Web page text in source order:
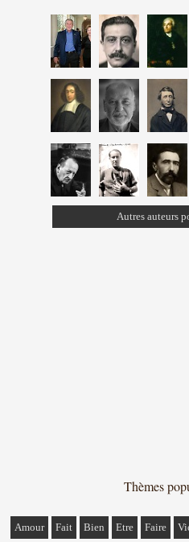
Autres auteurs
Thèmes
Amour Fait Bien Etre Faire